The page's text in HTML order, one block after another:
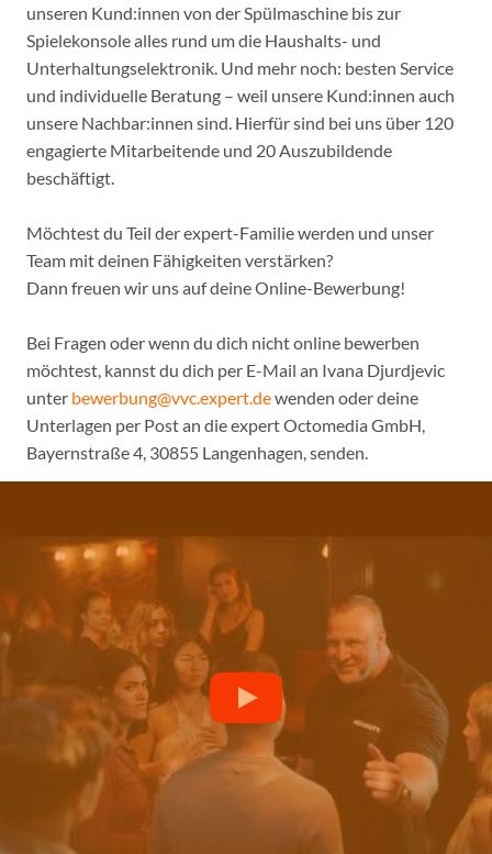
unseren Kund:innen von der Spülmaschine bis zur
Spielekonsole alles rund um die Haushalts- und
Unterhaltungselektronik. Und mehr noch: besten Service
und individuelle Beratung – weil unsere Kund:innen auch
unsere Nachbar:innen sind. Hierfür sind bei uns über 120
engagierte Mitarbeitende und 20 Auszubildende
beschäftigt.
Möchtest du Teil der expert-Familie werden und unser
Team mit deinen Fähigkeiten verstärken?
Dann freuen wir uns auf deine Online-Bewerbung!
Bei Fragen oder wenn du dich nicht online bewerben
möchtest, kannst du dich per E-Mail an Ivana Djurdjevic
unter bewerbung@vvc.expert.dewenden oder deine
Unterlagen per Post an die expert Octomedia GmbH,
Bayernstraße 4, 30855 Langenhagen, senden.